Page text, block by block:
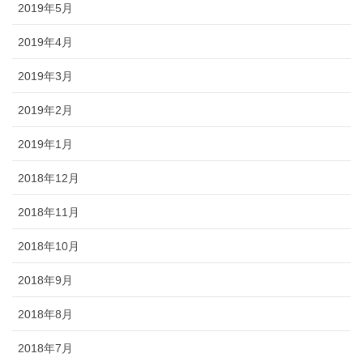
2019年5月
2019年4月
2019年3月
2019年2月
2019年1月
2018年12月
2018年11月
2018年10月
2018年9月
2018年8月
2018年7月